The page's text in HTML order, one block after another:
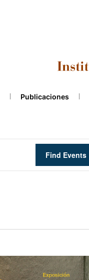
Publicaciones
Find Events